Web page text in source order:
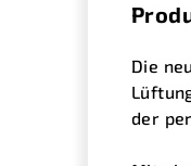
Die
der